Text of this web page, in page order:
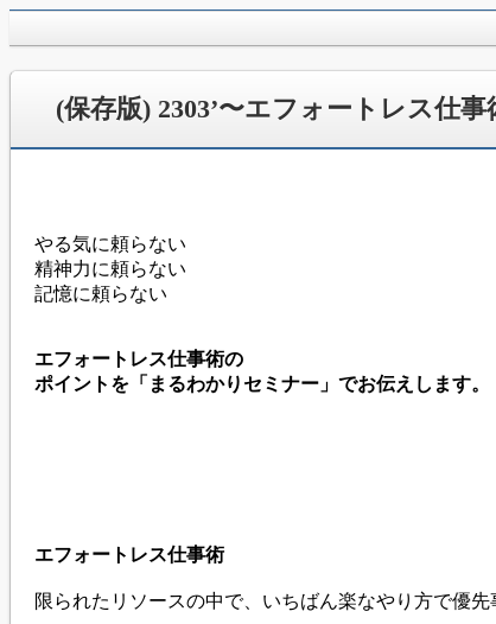
jpca.co
(保存版) 2303’〜エフォートレス仕
やる気に頼らない
精神力に頼らない
記憶に頼らない
エフォートレス仕事術の
ポイントを「まるわかりセミナー」でお伝えします。
エフォートレス仕事術
限られたリソースの中で、いちばん楽なやり方で優